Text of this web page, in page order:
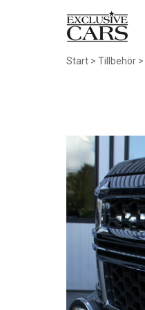
Start > Tillbehör >